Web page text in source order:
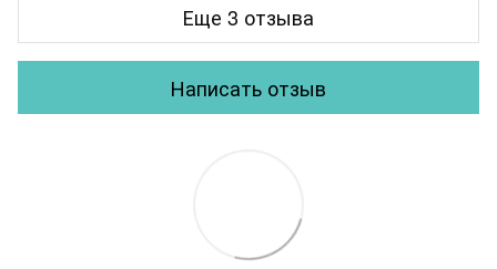
Еще 3 отзыва
Написать отзыв